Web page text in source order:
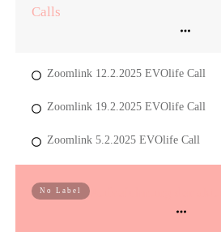
Calls
Zoomlink 12.2.2025 EVOlife Call
Zoomlink 19.2.2025 EVOlife Call
Zoomlink 5.2.2025 EVOlife Call
No Label